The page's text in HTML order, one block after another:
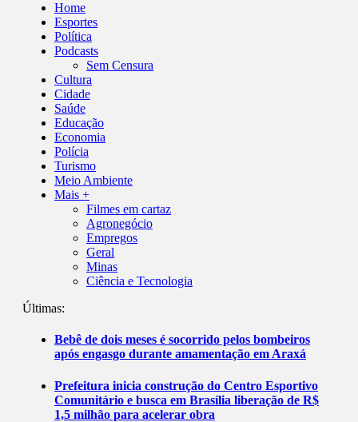
Home
Esportes
Política
Podcasts
Sem Censura
Cultura
Cidade
Saúde
Educação
Economia
Polícia
Turismo
Meio Ambiente
Mais +
Filmes em cartaz
Agronegócio
Empregos
Geral
Minas
Ciência e Tecnologia
Últimas:
Bebê de dois meses é socorrido pelos bombeiros
após engasgo durante amamentação em Araxá
Prefeitura inicia construção do Centro Esportivo
Comunitário e busca em Brasília liberação de R$
1,5 milhão para acelerar obra